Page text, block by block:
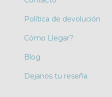
Política de devolución
Cómo Llegar?
Blog
Dejanos tu reseña